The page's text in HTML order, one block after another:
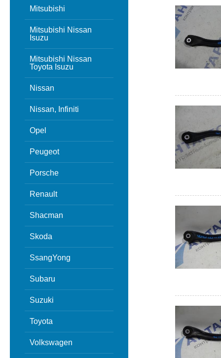
Mitsubishi
Mitsubishi Nissan
Isuzu
Mitsubishi Nissan
Toyota Isuzu
Nissan
Nissan, Infiniti
Opel
Peugeot
Porsche
Renault
Shacman
Skoda
SsangYong
Subaru
Suzuki
Toyota
Volkswagen